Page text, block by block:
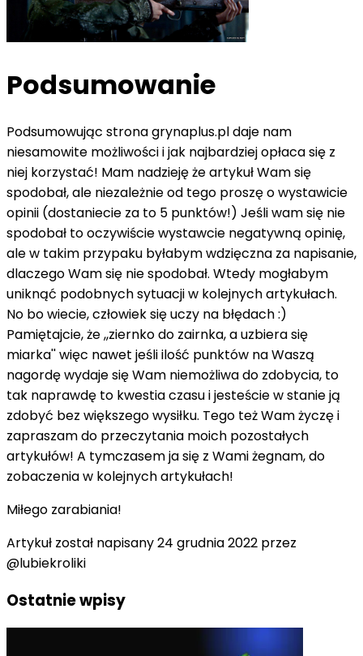
Podsumowanie
Podsumowując strona grynaplus.pl daje nam
niesamowite możliwości i jak najbardziej opłaca się z
niej korzystać! Mam nadzieję że artykuł Wam się
spodobał, ale niezależnie od tego proszę o wystawicie
opinii (dostaniecie za to 5 punktów!) Jeśli wam się nie
spodobał to oczywiście wystawcie negatywną opinię,
ale w takim przypaku byłabym wdzięczna za napisanie,
dlaczego Wam się nie spodobał. Wtedy mogłabym
uniknąć podobnych sytuacji w kolejnych artykułach.
No bo wiecie, człowiek się uczy na błędach :)
Pamiętajcie, że ,,ziernko do zairnka, a uzbiera się
miarka'' więc nawet jeśli ilość punktów na Waszą
nagordę wydaje się Wam niemożliwa do zdobycia, to
tak naprawdę to kwestia czasu i jesteście w stanie ją
zdobyć bez większego wysiłku. Tego też Wam życzę i
zapraszam do przeczytania moich pozostałych
artykułów! A tymczasem ja się z Wami żegnam, do
zobaczenia w kolejnych artykułach!
Miłego zarabiania!
Artykuł został napisany 24 grudnia 2022 przez
@lubiekroliki
Ostatnie wpisy